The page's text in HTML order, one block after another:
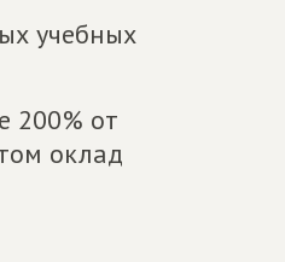
учебных
200% от
оклад